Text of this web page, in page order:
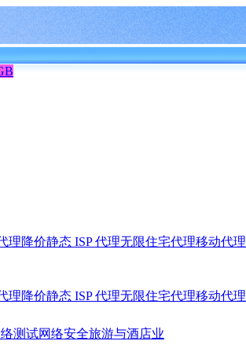
理降价静态 ISP 代理无限住宅代理移动代理
理降价静态 ISP 代理无限住宅代理移动代理
测试网络安全旅游与酒店业